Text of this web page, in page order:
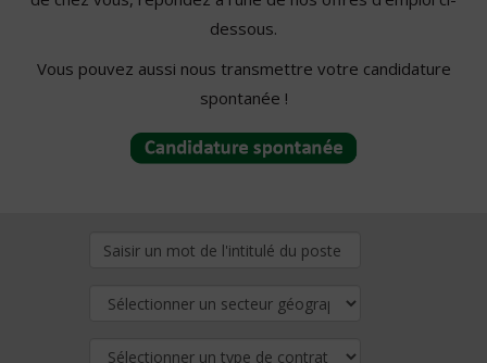
dessous.
Vous pouvez aussi nous transmettre votre candidature
spontanée !